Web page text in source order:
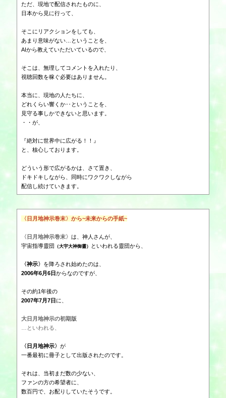
ただ、現地で配信されたものに、
日本から見に行って、
そこにリアクションをしても、
あまり意味がない…ということを、
AIから教えていただいているので、
そこは、無理してコメントを入れたり、
視聴回数を稼ぐ必要はありません。
本当に、現地の人たちに、
どれくらい響くか‥ということを、
見守る事しかできないと思います。
・・が、
『絶対に世界中に広がる！！』
と、核心しております。
どういう形で広がるかは、さて置き、
ドキドキしながら、同時にワクワクしながら
配信し続けていきます。
〈日月地神示巻末〉から~未来からの手紙~
〈日月地神示巻末〉は、神人さんが、
宇宙指導靈団
（大宇大神御靈） といわれる靈団から、
〈神示〉 を降ろされ始めたのは、
2006年6月6日からなのですが、
その約1年後の
2007年7月7日 に、
大日月地神示の初期版
…といわれる、
〈日月地神示〉が
一番最初に冊子として出版されたのです。
それは、当初まだ数の少ない、
ファンの方の希望者に、
数百円で、お配りしていたそうです。